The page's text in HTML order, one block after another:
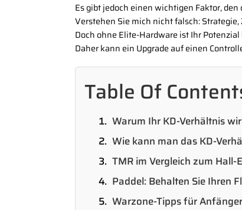
Es gibt jedoch einen wichtigen Faktor,
Verstehen Sie mich nicht falsch:
Doch ohne Elite-Hardware ist Ihr Potenzial
Daher kann ein Upgrade auf einen
Table Of
Warum Ihr KD-Verhältnis
Wie kann man das KD-
TMR im Vergleich zum Hall-
Paddel: Behalten Sie Ihren
Warzone-Tipps für